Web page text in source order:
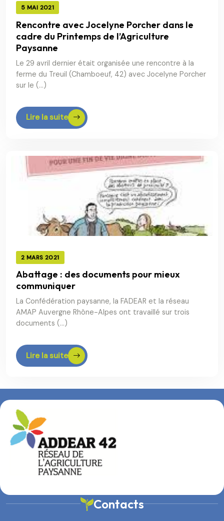
5 MAI 2021
Rencontre avec Jocelyne Porcher dans le
cadre du Printemps de l’Agriculture
Paysanne
Le 29 avril dernier était organisée une rencontre à la
ferme du Treuil (Chamboeuf, 42) avec Jocelyne Porcher
sur le (…)
Lire la suite
2 MARS 2021
Abattage : des documents pour mieux
communiquer
La Confédération paysanne, la FADEAR et la réseau
AMAP Auvergne Rhône-Alpes ont travaillé sur trois
documents (…)
Lire la suite
Contacts